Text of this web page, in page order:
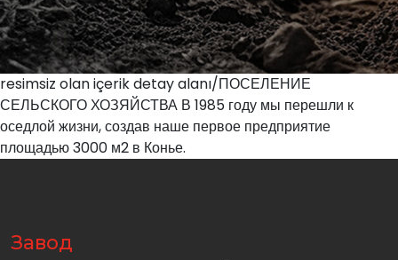
resimsiz olan içerik detay alanı/ПОСЕЛЕНИЕ
СЕЛЬСКОГО ХОЗЯЙСТВА В 1985 году мы перешли к
оседлой жизни, создав наше первое предприятие
площадью 3000 м2 в Конье.
Завод